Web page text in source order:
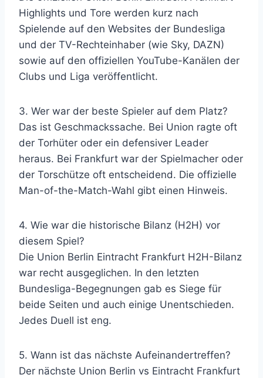
Highlights und Tore werden kurz nach
Spielende auf den Websites der Bundesliga
und der TV-Rechteinhaber (wie Sky, DAZN)
sowie auf den offiziellen YouTube-Kanälen der
Clubs und Liga veröffentlicht.
3. Wer war der beste Spieler auf dem Platz?
Das ist Geschmackssache. Bei Union ragte oft
der Torhüter oder ein defensiver Leader
heraus. Bei Frankfurt war der Spielmacher oder
der Torschütze oft entscheidend. Die offizielle
Man-of-the-Match-Wahl gibt einen Hinweis.
4. Wie war die historische Bilanz (H2H) vor
diesem Spiel?
Die Union Berlin Eintracht Frankfurt H2H-Bilanz
war recht ausgeglichen. In den letzten
Bundesliga-Begegnungen gab es Siege für
beide Seiten und auch einige Unentschieden.
Jedes Duell ist eng.
5. Wann ist das nächste Aufeinandertreffen?
Der nächste Union Berlin vs Eintracht Frankfurt